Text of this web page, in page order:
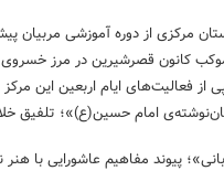
مرکزی از دوره آموزشی مربیان
کانون قصرشیرین در مرز خسروی
از فعالیت‌های ایام اربعین این مرکز
امام حسین(ع)»؛ تلفیق
پیوند مفاهیم عاشورایی با